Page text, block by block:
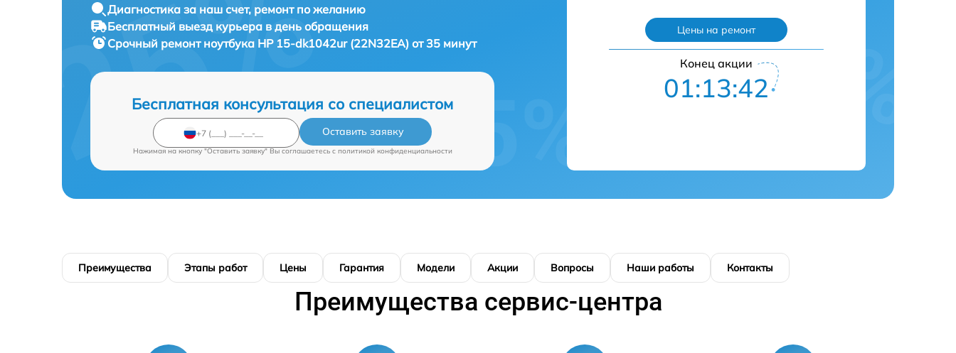
Диагностика за наш счет, ремонт по желанию
Бесплатный выезд курьера в день обращения
Срочный ремонт ноутбука HP 15-dk1042ur (22N32EA) от 35 минут
Бесплатная консультация со специалистом
Оставить заявку
Нажимая на кнопку "Оставить заявку" Вы соглашаетесь c политикой конфиденциальности
Цены на ремонт
Конец акции
01:13:41
Преимущества Этапы работ Цены Гарантия Модели Акции Вопросы Наши работы Контакты
Преимущества сервис-центра